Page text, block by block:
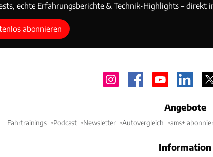
echte Erfahrungsberichte & Technik-Highlights – direkt
abonnieren
Angebote
Fahrtrainings Podcast Newsletter Autovergleich ams+
Information